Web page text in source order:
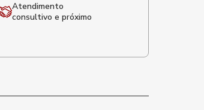
Atendimento
consultivo e próximo